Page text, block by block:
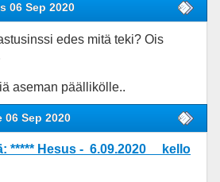
06 Sep 2020
edes mitä teki? Ois
aseman päällikölle..
06 Sep 2020
***** Hesus - 6.09.2020 kello